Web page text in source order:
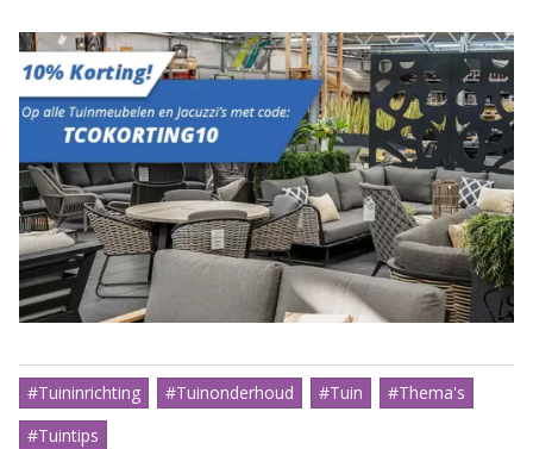
#Tuininrichting #Tuinonderhoud #Tuin
#Thema's
#Tuintips